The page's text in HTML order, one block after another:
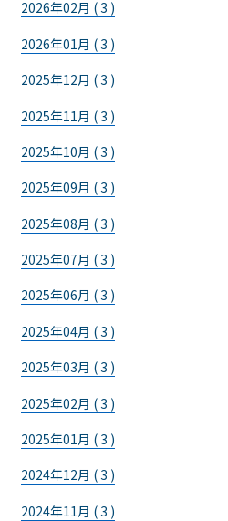
2026年02月 ( 3 )
2026年01月 ( 3 )
2025年12月 ( 3 )
2025年11月 ( 3 )
2025年10月 ( 3 )
2025年09月 ( 3 )
2025年08月 ( 3 )
2025年07月 ( 3 )
2025年06月 ( 3 )
2025年04月 ( 3 )
2025年03月 ( 3 )
2025年02月 ( 3 )
2025年01月 ( 3 )
2024年12月 ( 3 )
2024年11月 ( 3 )